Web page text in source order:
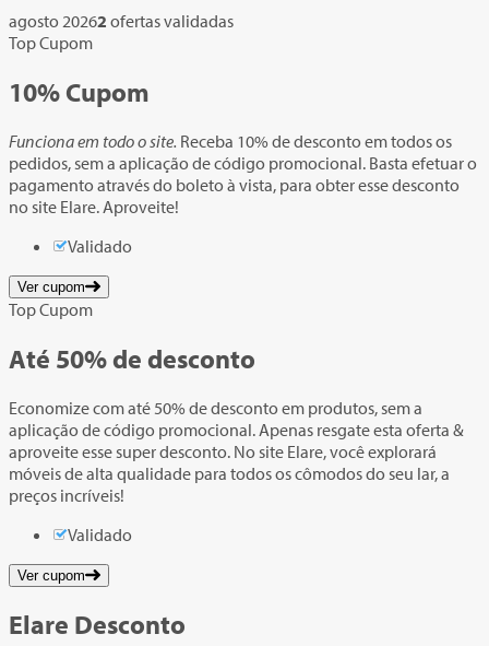
agosto 20262 ofertas validadas
Top Cupom
10% Cupom
Funciona em todo o site. Receba 10% de desconto em todos os
pedidos, sem a aplicação de código promocional. Basta efetuar o
pagamento através do boleto à vista, para obter esse desconto
no site Elare. Aproveite!
Validado
Ver cupom
Top Cupom
Até 50%de desconto
Economize com até 50% de desconto em produtos, sem a
aplicação de código promocional. Apenas resgate esta oferta &
aproveite esse super desconto. No site Elare, você explorará
móveis de alta qualidade para todos os cômodos do seu lar, a
preços incríveis!
Validado
Ver cupom
Elare Desconto